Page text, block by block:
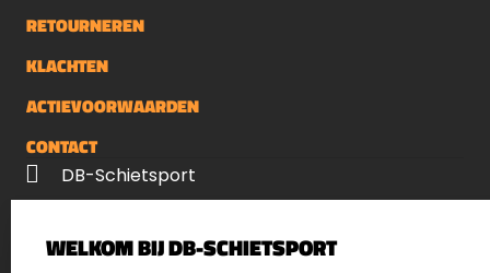
RETOURNEREN
KLACHTEN
ACTIEVOORWAARDEN
CONTACT
DB-Schietsport
5411 LX Zeeland
WELKOM BIJ DB-SCHIETSPORT